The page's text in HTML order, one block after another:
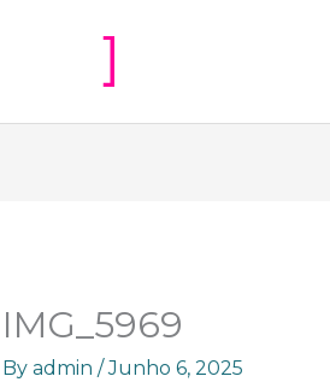
IMG_5969
By admin /Junho 6, 2025